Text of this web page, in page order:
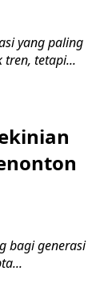
yang paling
tren, tetapi...
bagi generasi